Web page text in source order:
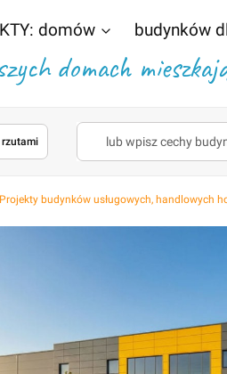
domów budynków
domach
rzutami
Projekty budynków usługowych, handlowych